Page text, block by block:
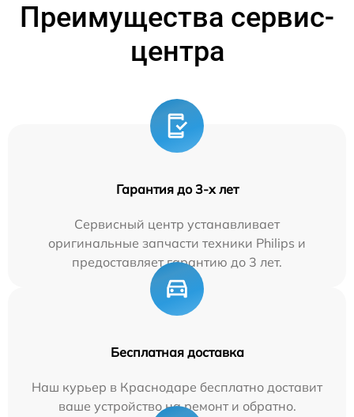
Преимущества сервис-
центра
Гарантия до 3-х лет
Сервисный центр устанавливает
оригинальные запчасти техники Philips и
предоставляет гарантию до 3 лет.
Бесплатная доставка
Наш курьер в Краснодаре бесплатно доставит
ваше устройство на ремонт и обратно.